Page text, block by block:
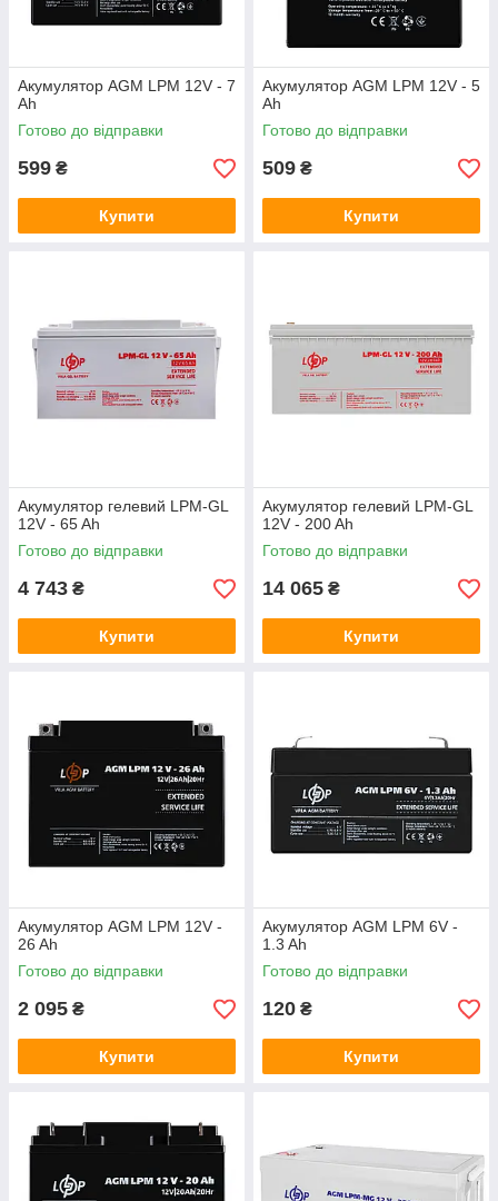
Акумулятор AGM LPM 12V - 7
Ah
Готово до відправки
599 ₴
Купити
Акумулятор AGM LPM 12V - 5
Ah
Готово до відправки
509 ₴
Купити
Акумулятор гелевий LPM-GL
12V - 65 Ah
Готово до відправки
4 743 ₴
Купити
Акумулятор гелевий LPM-GL
12V - 200 Ah
Готово до відправки
14 065 ₴
Купити
Акумулятор AGM LPM 12V -
26 Ah
Готово до відправки
2 095 ₴
Купити
Акумулятор AGM LPM 6V -
1.3 Ah
Готово до відправки
120 ₴
Купити